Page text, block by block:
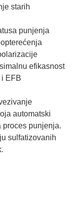
starih
punjenja
efikasnost
i EFB
automatski
proces punjenja.
sulfatizovanih